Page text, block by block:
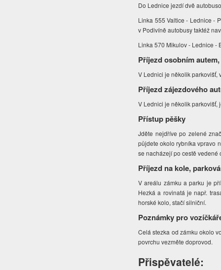
Do Lednice jezdí dvě
Linka 555 Valtice - Lednice -
v Podivíně autobusy taktéž
Linka 570 Mikulov - Lednice -
Příjezd osobním
V Lednici je několik parkovišť,
Příjezd zájezdového
V Lednici je několik parkovišť,
Přístup pěšky
Jděte nejdříve po zelené
půjdete okolo rybníka vpravo
se nacházejí po cestě
Příjezd na kole,
V areálu zámku a parku je
Hezká a rovinatá je např.
horské kolo, stačí silniční.
Poznámky pro
Celá stezka od zámku okolo
povrchu vezměte doprovod.
Přispěvatelé: